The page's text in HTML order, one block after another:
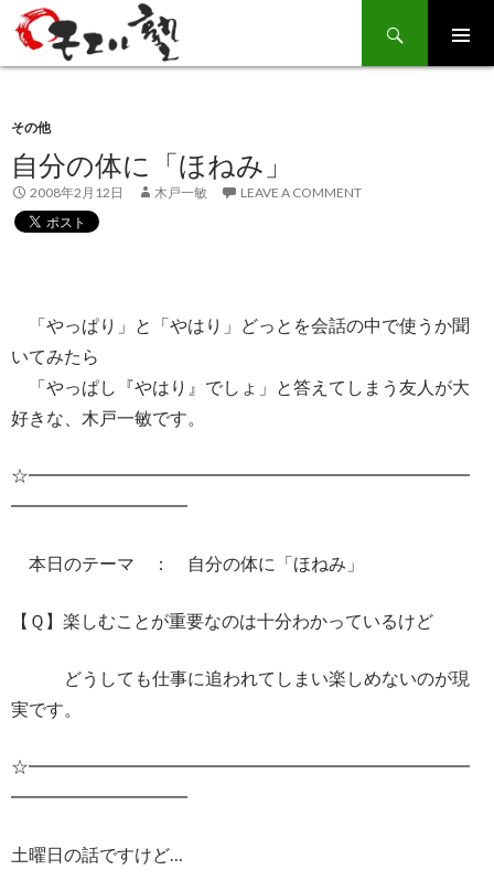
Search
SKIP
TO
その他
自分の体に「ほねみ」
2008年2月12日 木戸一敏 LEAVE A COMMENT
「やっぱり」と「やはり」どっとを会話の中で使うか聞
いてみたら
「やっぱし『やはり』でしょ」と答えてしまう友人が大
好きな、木戸一敏です。
☆━━━━━━━━━━━━━━━━━━━━━━━━━
━━━━━━━━━━
本日のテーマ ： 自分の体に「ほねみ」
【Ｑ】楽しむことが重要なのは十分わかっているけど
どうしても仕事に追われてしまい楽しめないのが現
実です。
☆━━━━━━━━━━━━━━━━━━━━━━━━━
━━━━━━━━━━
土曜日の話ですけど…